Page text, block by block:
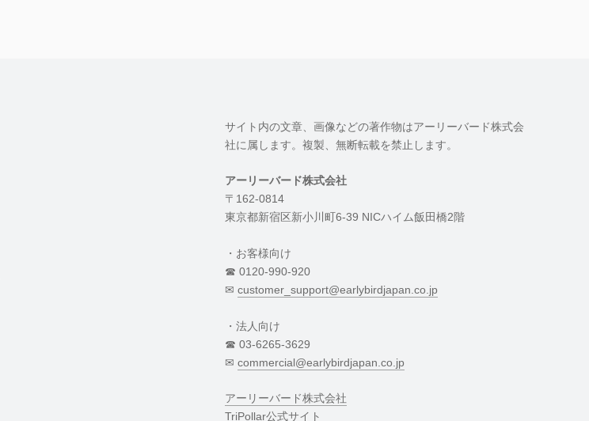
サイト内の文章、画像などの著作物はアーリーバード株式会
社に属します。複製、無断転載を禁止します。
アーリーバード株式会社
〒162-0814
東京都新宿区新小川町6-39 NICハイム飯田橋2階
・お客様向け
☎︎ 0120-990-920
✉︎ customer_support@earlybirdjapan.co.jp
・法人向け
☎︎ 03-6265-3629
✉︎ commercial@earlybirdjapan.co.jp
アーリーバード株式会社
TriPollar公式サイト